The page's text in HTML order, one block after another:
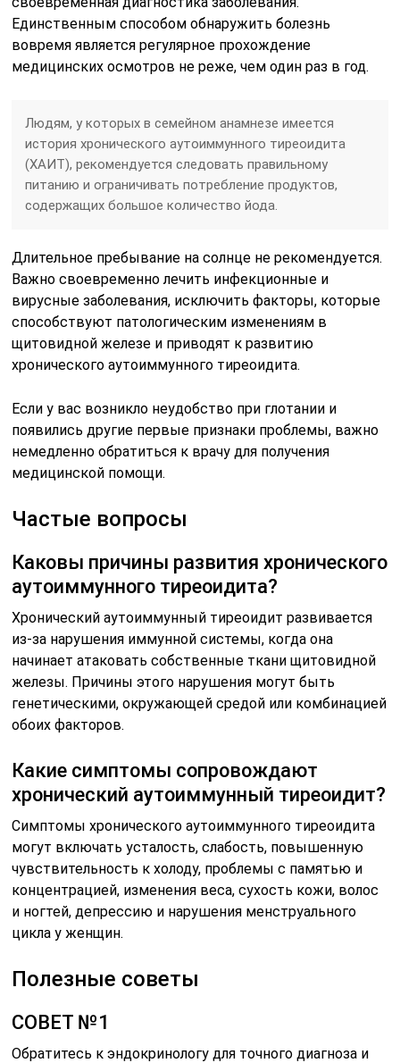
Единственным способом обнаружить болезнь
вовремя является регулярное прохождение
медицинских осмотров не реже, чем один раз в год.
Людям, у которых в семейном анамнезе имеется
история хронического аутоиммунного тиреоидита
(ХАИТ), рекомендуется следовать правильному
питанию и ограничивать потребление продуктов,
содержащих большое количество йода.
Длительное пребывание на солнце не рекомендуется.
Важно своевременно лечить инфекционные и
вирусные заболевания, исключить факторы, которые
способствуют патологическим изменениям в
щитовидной железе и приводят к развитию
хронического аутоиммунного тиреоидита.
Если у вас возникло неудобство при глотании и
появились другие первые признаки проблемы, важно
немедленно обратиться к врачу для получения
медицинской помощи.
Частые вопросы
Каковы причины развития хронического
аутоиммунного тиреоидита?
Хронический аутоиммунный тиреоидит развивается
из-за нарушения иммунной системы, когда она
начинает атаковать собственные ткани щитовидной
железы. Причины этого нарушения могут быть
генетическими, окружающей средой или комбинацией
обоих факторов.
Какие симптомы сопровождают
хронический аутоиммунный тиреоидит?
Симптомы хронического аутоиммунного тиреоидита
могут включать усталость, слабость, повышенную
чувствительность к холоду, проблемы с памятью и
концентрацией, изменения веса, сухость кожи, волос
и ногтей, депрессию и нарушения менструального
цикла у женщин.
Полезные советы
СОВЕТ №1
Обратитесь к эндокринологу для точного диагноза и